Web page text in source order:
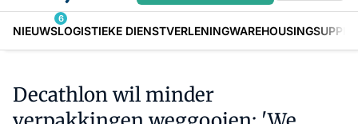
NIEUWS
6
LOGISTIEKE DIENSTVERLENINGWAREHOUSING
Decathlon wil minder